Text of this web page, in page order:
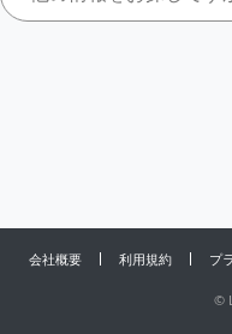
会社概要 利用規約 プ
©